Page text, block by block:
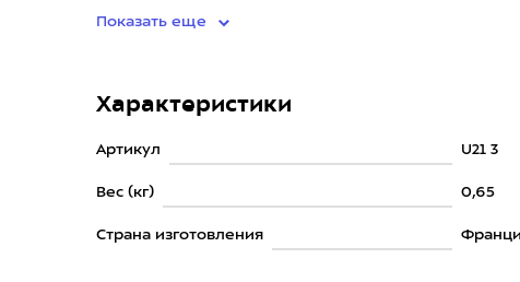
Показать еще
Характеристики
Артикул U21 3
Вес (кг) 0,65
Страна изготовления